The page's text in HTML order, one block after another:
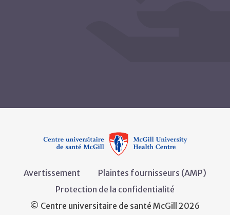
Avertissement
Plaintes fournisseurs (AMP)
Protection de la confidentialité
© Centre universitaire de santé McGill 2026